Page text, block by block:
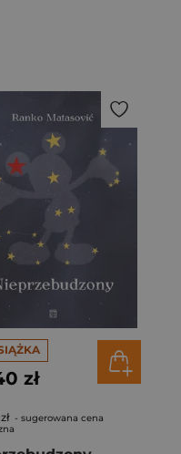
zł
- sugerowana cena